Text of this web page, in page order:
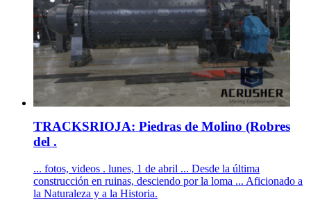
TRACKSRIOJA: Piedras de Molino (Robres
del .
... fotos, videos . lunes, 1 de abril ... Desde la última
construcción en ruinas, desciendo por la loma ... Aficionado a
la Naturaleza y a la Historia.